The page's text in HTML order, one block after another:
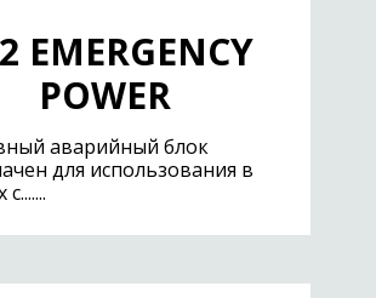
EMERGENCY
POWER
аварийный блок
для использования в